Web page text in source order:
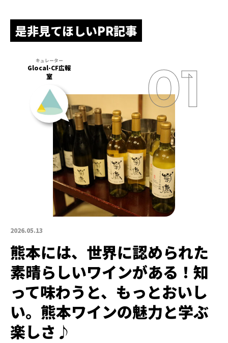
是非見てほしいPR記事
2026.05.13
Glocal-CF広報
室
熊本には、世界に認められた
素晴らしいワインがある！知
って味わうと、もっとおいし
い。熊本ワインの魅力と学ぶ
楽しさ♪